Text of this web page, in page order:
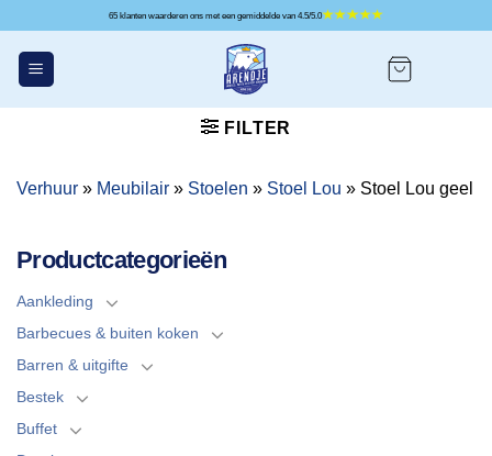
inhoud
65 klanten waarderen ons met een gemiddelde van 4.5/5.0
FILTER
Verhuur » Meubilair » Stoelen » Stoel Lou » Stoel Lou geel
Productcategorieën
Aankleding
Barbecues & buiten koken
Barren & uitgifte
Bestek
Buffet